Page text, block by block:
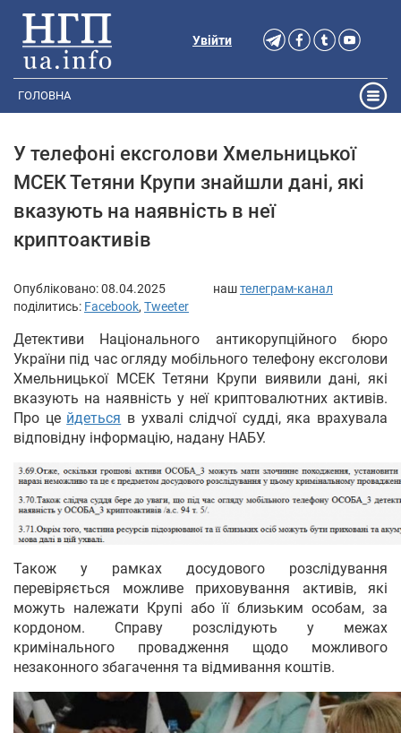
Увійти
ГОЛОВНА
У телефоні ексголови Хмельницької
МСЕК Тетяни Крупи знайшли дані, які
вказують на наявність в неї
криптоактивів
Опубліковано:08.04.2025 наштелеграм-канал
поділитись: Facebook, Tweeter
Детективи Національного антикорупційного бюро
України під час огляду мобільного телефону ексголови
Хмельницької МСЕК Тетяни Крупи виявили дані, які
вказують на наявність у неї криптовалютних активів.
Про це йдеться в ухвалі слідчої судді, яка врахувала
відповідну інформацію, надану НАБУ.
Також у рамках досудового розслідування
перевіряється можливе приховування активів, які
можуть належати Крупі або її близьким особам, за
кордоном. Справу розслідують у межах
кримінального провадження щодо можливого
незаконного збагачення та відмивання коштів.